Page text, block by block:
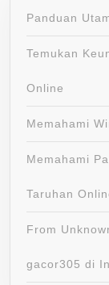
Panduan
Temukan
Online
Memahami
Memahami
Taruhan
From
gacor305 di